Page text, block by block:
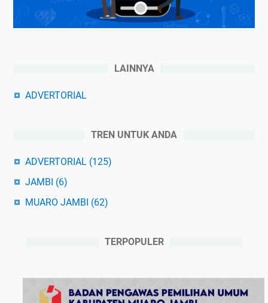
LAINNYA
ADVERTORIAL
TREN UNTUK ANDA
ADVERTORIAL (125)
JAMBI (6)
MUARO JAMBI (62)
TERPOPULER